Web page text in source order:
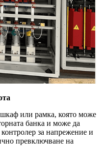
шкаф или рамка, която може
банка и може да
за напрежение и
превключване на